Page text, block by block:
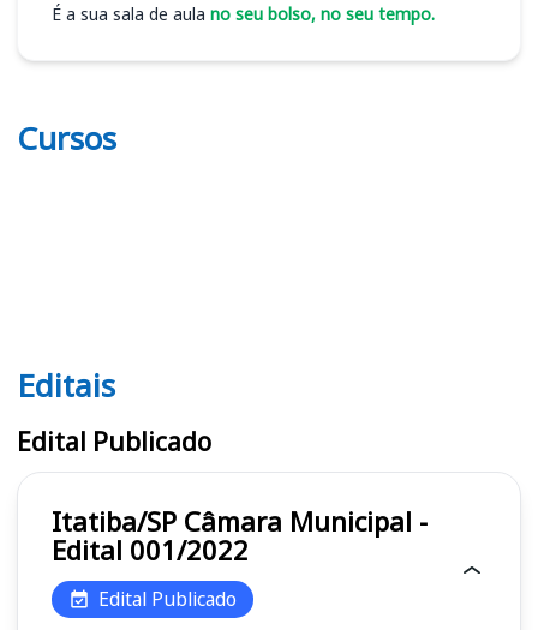
É a sua sala de aula no seu bolso, no seu tempo.
Cursos
Editais
Editais
Edital Publicado
Itatiba/SP Câmara Municipal -
Edital 001/2022
Edital Publicado